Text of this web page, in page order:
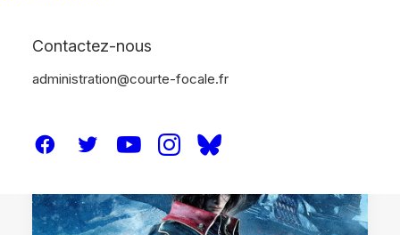
Contactez-nous
administration@courte-focale.fr